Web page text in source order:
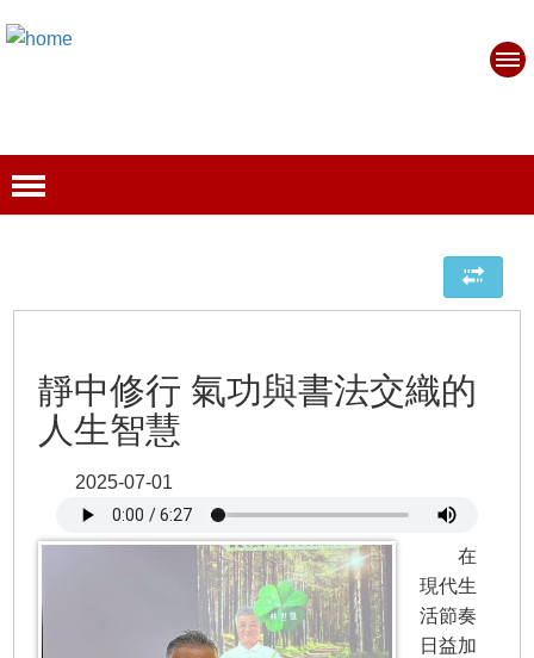
靜中修行 氣功與書法交織的
人生智慧
2025-07-01
在
現代生
活節奏
日益加